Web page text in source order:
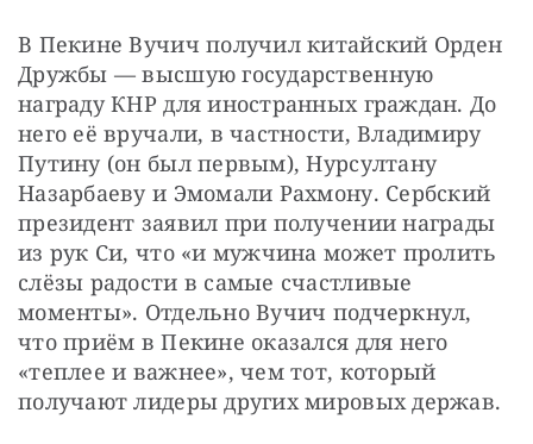
В Пекине Вучич получил китайский Орден
Дружбы — высшую государственную
награду КНР для иностранных граждан. До
него её вручали, в частности, Владимиру
Путину (он был первым), Нурсултану
Назарбаеву и Эмомали Рахмону. Сербский
президент заявил при получении награды
из рук Си, что «и мужчина может пролить
слёзы радости в самые счастливые
моменты». Отдельно Вучич подчеркнул,
что приём в Пекине оказался для него
«теплее и важнее», чем тот, который
получают лидеры других мировых держав.